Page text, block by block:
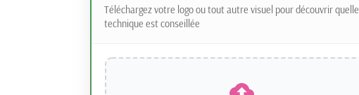
Téléchargez votre logo ou tout autre visuel pour découvrir quelle
technique est conseillée